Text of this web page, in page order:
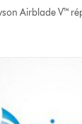
Airblade V™